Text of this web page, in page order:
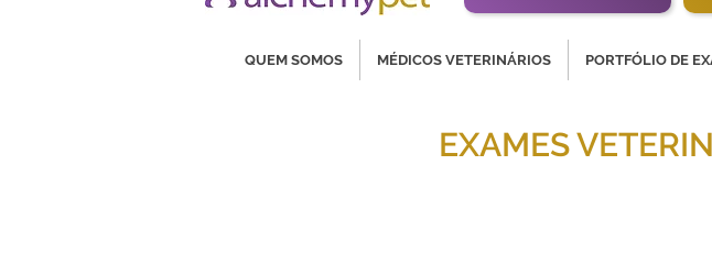
QUEM SOMOS MÉDICOS VETERINÁRIOS PORTFÓLIO DE
EXAMES